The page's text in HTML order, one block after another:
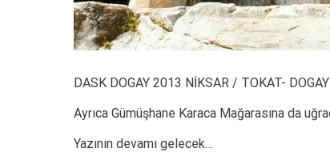
DASK DOGAY 2013 NİKSAR / TOKAT-
Ayrıca Gümüşhane Karaca Mağarasına da
Yazının devamı gelecek…